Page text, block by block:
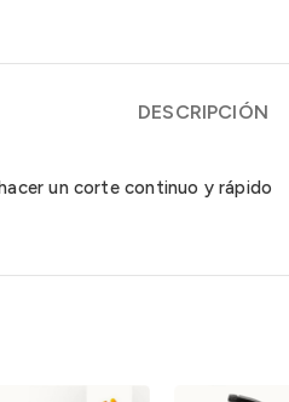
DESCRIPCIÓN
un corte continuo y rápido